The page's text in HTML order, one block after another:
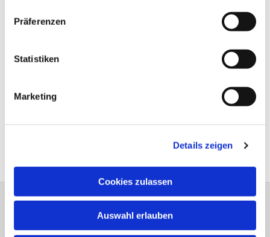
Präferenzen
Statistiken
Marketing
Details zeigen
Cookies zulassen
Auswahl erlauben
Bitte schreiben Sie bei Wünschen und
Anregungen demWebmaster